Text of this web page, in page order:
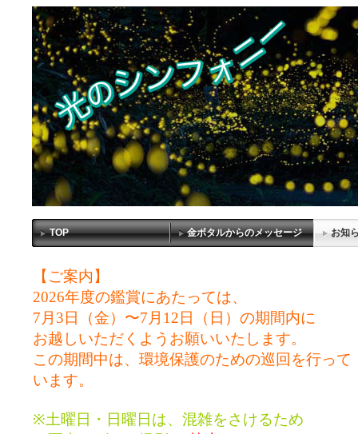
TOP 金ボタルからのメッセージ お知